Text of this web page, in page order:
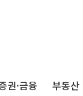
권·금융 부동산
항 '산사태 주의보
에 '0.86%p' 차 재
경선서 정청래에